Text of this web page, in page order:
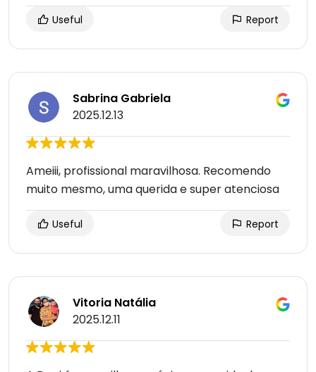
Useful Report
Sabrina Gabriela
2025.12.13
Ameiii, profissional maravilhosa. Recomendo
muito mesmo, uma querida e super atenciosa
Useful Report
Vitoria Natália
2025.12.11